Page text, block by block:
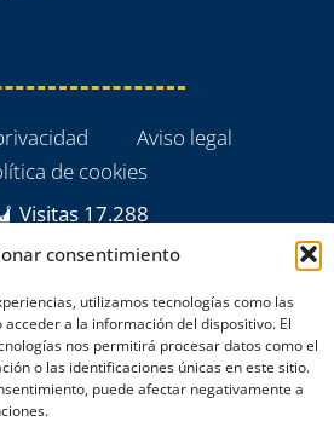
consentimiento
utilizamos tecnologías como las
a la información del dispositivo. El
nos permitirá procesar datos como el
o las identificaciones únicas en este sitio.
puede afectar negativamente a
Aviso legal
de cookies
Visitas 17.288
powered by